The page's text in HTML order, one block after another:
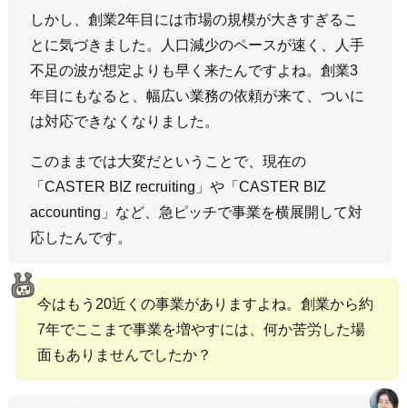
しかし、創業2年目には市場の規模が大きすぎるこ
とに気づきました。人口減少のペースが速く、人手
不足の波が想定よりも早く来たんですよね。創業3
年目にもなると、幅広い業務の依頼が来て、ついに
は対応できなくなりました。
このままでは大変だということで、現在の
「CASTER BIZ recruiting」や「CASTER BIZ
accounting」など、急ピッチで事業を横展開して対
応したんです。
今はもう20近くの事業がありますよね。創業から約
7年でここまで事業を増やすには、何か苦労した場
面もありませんでしたか？